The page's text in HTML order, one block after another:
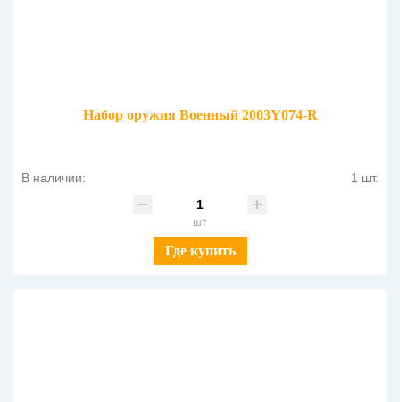
Набор оружия Военный 2003Y074-R
В наличии: 1 шт.
шт
Где купить